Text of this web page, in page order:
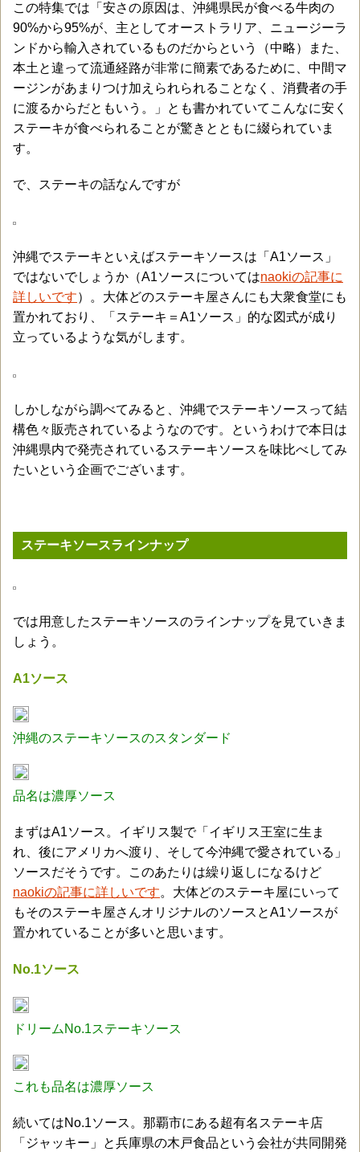
この特集では「安さの原因は、沖縄県民が食べる牛肉の
90%から95%が、主としてオーストラリア、ニュージーラ
ンドから輸入されているものだからという（中略）また、
本土と違って流通経路が非常に簡素であるために、中間マ
ージンがあまりつけ加えられられることなく、消費者の手
に渡るからだともいう。」とも書かれていてこんなに安く
ステーキが食べられることが驚きとともに綴られていま
す。
で、ステーキの話なんですが
沖縄でステーキといえばステーキソースは「A1ソース」
ではないでしょうか（A1ソースについてはnaokiの記事に
詳しいです）。大体どのステーキ屋さんにも大衆食堂にも
置かれており、「ステーキ＝A1ソース」的な図式が成り
立っているような気がします。
しかしながら調べてみると、沖縄でステーキソースって結
構色々販売されているようなのです。というわけで本日は
沖縄県内で発売されているステーキソースを味比べしてみ
たいという企画でございます。
ステーキソースラインナップ
では用意したステーキソースのラインナップを見ていきま
しょう。
A1ソース
沖縄のステーキソースのスタンダード
品名は濃厚ソース
まずはA1ソース。イギリス製で「イギリス王室に生ま
れ、後にアメリカへ渡り、そして今沖縄で愛されている」
ソースだそうです。このあたりは繰り返しになるけど
naokiの記事に詳しいです。大体どのステーキ屋にいって
もそのステーキ屋さんオリジナルのソースとA1ソースが
置かれていることが多いと思います。
No.1ソース
ドリームNo.1ステーキソース
これも品名は濃厚ソース
続いてはNo.1ソース。那覇市にある超有名ステーキ店
「ジャッキー」と兵庫県の木戸食品という会社が共同開発